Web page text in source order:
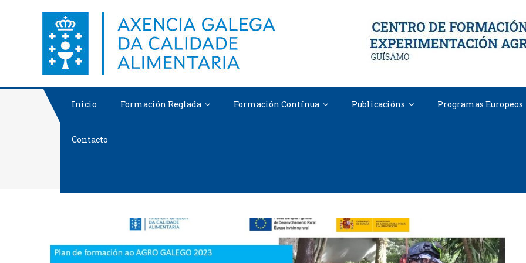
Inicio Formación Reglada Formación Contínua Publicacións Programas Europeos
Contacto